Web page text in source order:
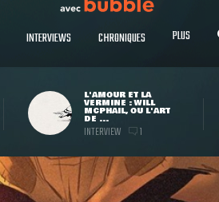
INTERVIEWS CHRONIQUES PLUS
L'AMOUR ET LA
VERMINE : WILL
MCPHAIL, OU L'ART
DE ...
INTERVIEW 1